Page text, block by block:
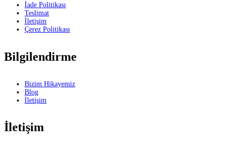
İade Politikası
Teslimat
İletişim
Çerez Politikası
Bilgilendirme
Bizim Hikayemiz
Blog
İletişim
İletişim